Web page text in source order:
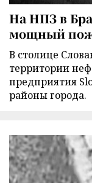
На НПЗ в
мощный
В столице
территории
предприятия
районы города.